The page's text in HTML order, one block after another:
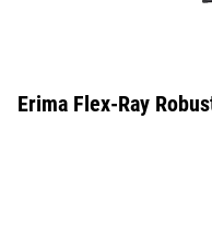
Erima Flex-Ray